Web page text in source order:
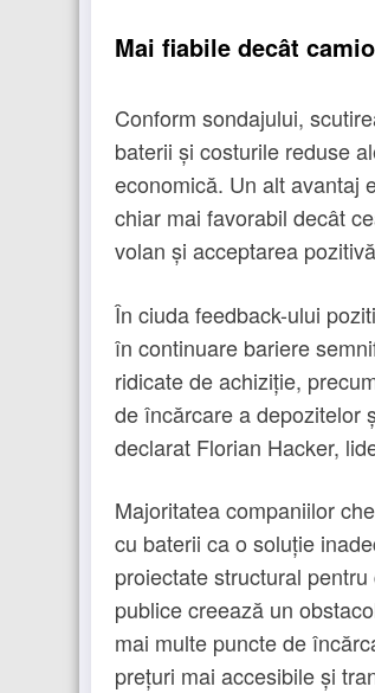
Mai fiabile decât
Conform sondajului,
baterii și costurile reduse
economică. Un alt avantaj
chiar mai favorabil decât
volan și acceptarea
În ciuda feedback-ului
în continuare bariere
ridicate de achiziție,
de încărcare a depozitelor
declarat Florian Hacker,
Majoritatea companiilor
cu baterii ca o soluție
proiectate structural
publice creează un
mai multe puncte de
prețuri mai accesibile și